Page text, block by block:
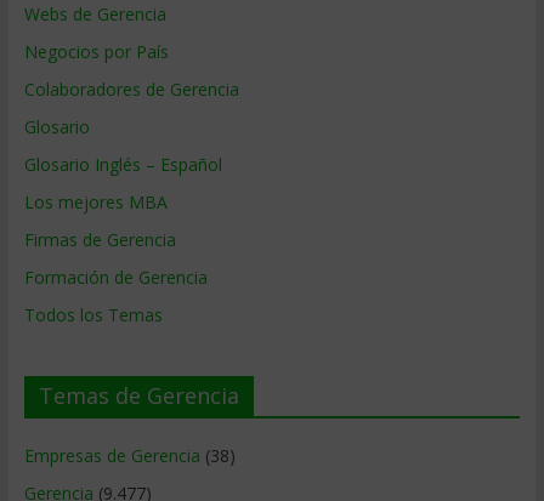
Webs de Gerencia
Negocios por País
Colaboradores de Gerencia
Glosario
Glosario Inglés – Español
Los mejores MBA
Firmas de Gerencia
Formación de Gerencia
Todos los Temas
Temas de Gerencia
Empresas de Gerencia (38)
Gerencia (9.477)